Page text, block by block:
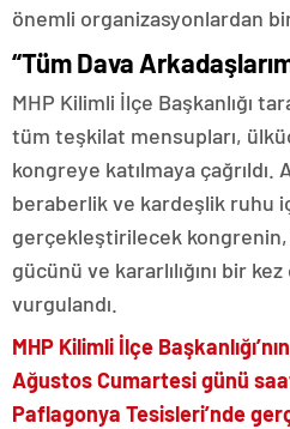
önemli organizasyonlardan
“Tüm Dava
MHP Kilimli İlçe Başkanlığı
tüm teşkilat mensupları,
kongreye katılmaya çağrıldı.
beraberlik ve kardeşlik ruhu
gerçekleştirilecek kongrenin,
gücünü ve kararlılığını bir
vurgulandı.
MHP Kilimli İlçe
Ağustos Cumartesi günü
Paflagonya Tesisleri’nde